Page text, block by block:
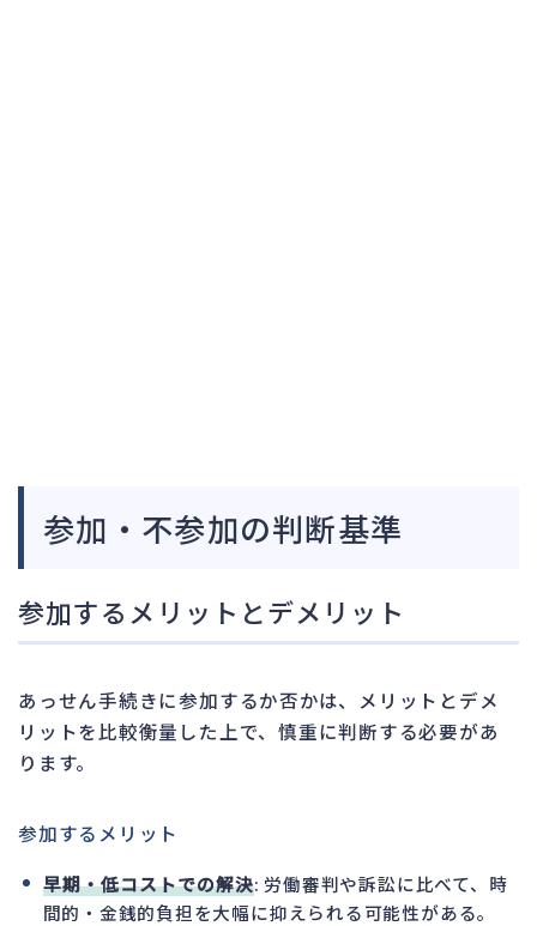
参加・不参加の判断基準
参加するメリットとデメリット
あっせん手続きに参加するか否かは、メリットとデメ
リットを比較衡量した上で、慎重に判断する必要があ
ります。
参加するメリット
早期・低コストでの解決: 労働審判や訴訟に比べて、時
間的・金銭的負担を大幅に抑えられる可能性がある。